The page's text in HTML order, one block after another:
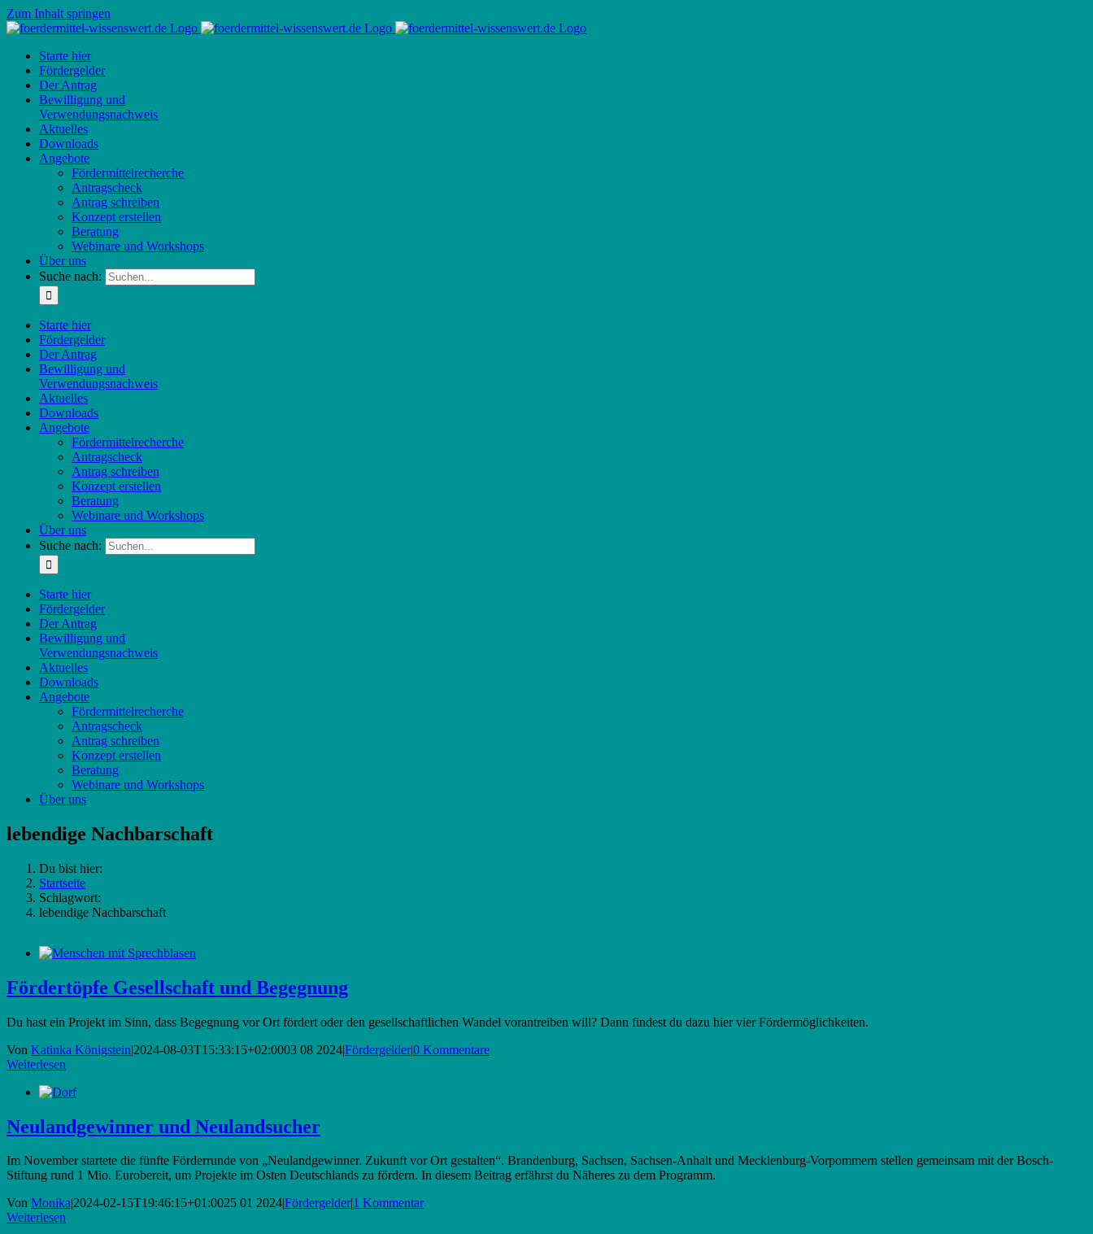
Zum Inhalt springen
Starte hier
Fördergelder
Der Antrag
Bewilligung und
Verwendungsnachweis
Aktuelles
Downloads
Angebote
Fördermittelrecherche
Antragscheck
Antrag schreiben
Konzept erstellen
Beratung
Webinare und Workshops
Über uns
Suche nach:
Starte hier
Fördergelder
Der Antrag
Bewilligung und
Verwendungsnachweis
Aktuelles
Downloads
Angebote
Fördermittelrecherche
Antragscheck
Antrag schreiben
Konzept erstellen
Beratung
Webinare und Workshops
Über uns
Suche nach:
Starte hier
Fördergelder
Der Antrag
Bewilligung und
Verwendungsnachweis
Aktuelles
Downloads
Angebote
Fördermittelrecherche
Antragscheck
Antrag schreiben
Konzept erstellen
Beratung
Webinare und Workshops
Über uns
lebendige Nachbarschaft
Du bist hier:
Startseite
Schlagwort:
lebendige Nachbarschaft
Fördertöpfe Gesellschaft und Begegnung
Du hast ein Projekt im Sinn, dass Begegnung vor Ort fördert oder den gesellschaftlichen Wandel vorantreiben will? Dann findest du dazu hier vier Fördermöglichkeiten.
Von Katinka Königstein|2024-08-03T15:33:15+02:0003 08 2024|Fördergelder|0 Kommentare
Weiterlesen
Neulandgewinner und Neulandsucher
Im November startete die fünfte Förderrunde von „Neulandgewinner. Zukunft vor Ort gestalten“. Brandenburg, Sachsen, Sachsen-Anhalt und Mecklenburg-Vorpommern stellen gemeinsam mit der Bosch-
Stiftung rund 1 Mio. Eurobereit, um Projekte im Osten Deutschlands zu fördern. In diesem Beitrag erfährst du Näheres zu dem Programm.
Von Monika|2024-02-15T19:46:15+01:0025 01 2024|Fördergelder|1 Kommentar
Weiterlesen